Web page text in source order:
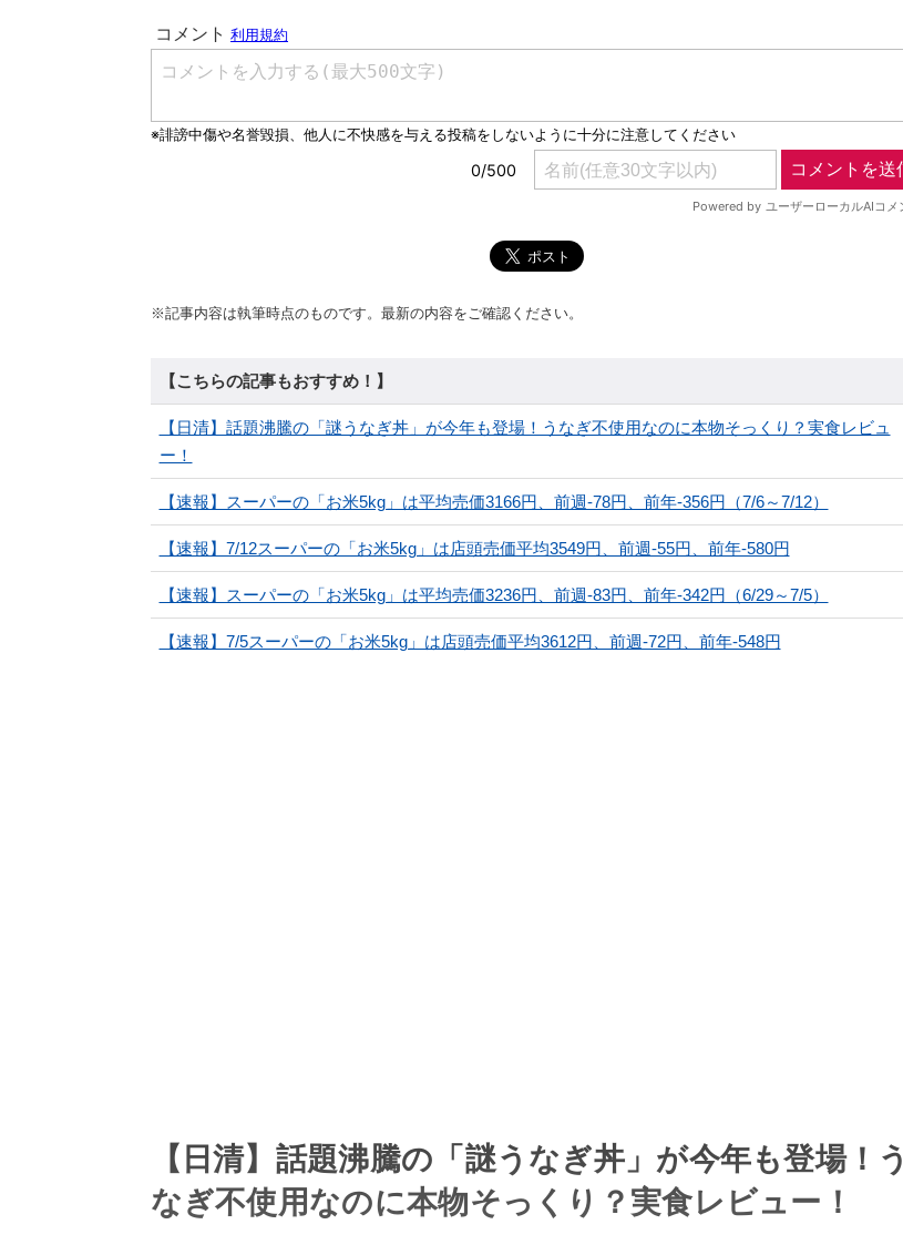
※記事内容は執筆時点のものです。最新の内容をご確認ください。
【こちらの記事もおすすめ！】
【日清】話題沸騰の「謎うなぎ丼」が今年も登場！うなぎ不使用なのに本物そっくり？実食レビュ
ー！
【速報】スーパーの「お米5kg」は平均売価3166円、前週-78円、前年-356円（7/6～7/12）
【速報】7/12スーパーの「お米5kg」は店頭売価平均3549円、前週-55円、前年-580円
【速報】スーパーの「お米5kg」は平均売価3236円、前週-83円、前年-342円（6/29～7/5）
【速報】7/5スーパーの「お米5kg」は店頭売価平均3612円、前週-72円、前年-548円
【日清】話題沸騰の「謎うなぎ丼」が今年も登場！う
なぎ不使用なのに本物そっくり？実食レビュー！